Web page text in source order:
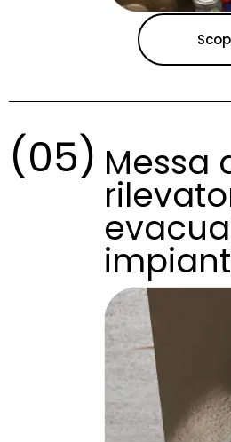
(05) Messa